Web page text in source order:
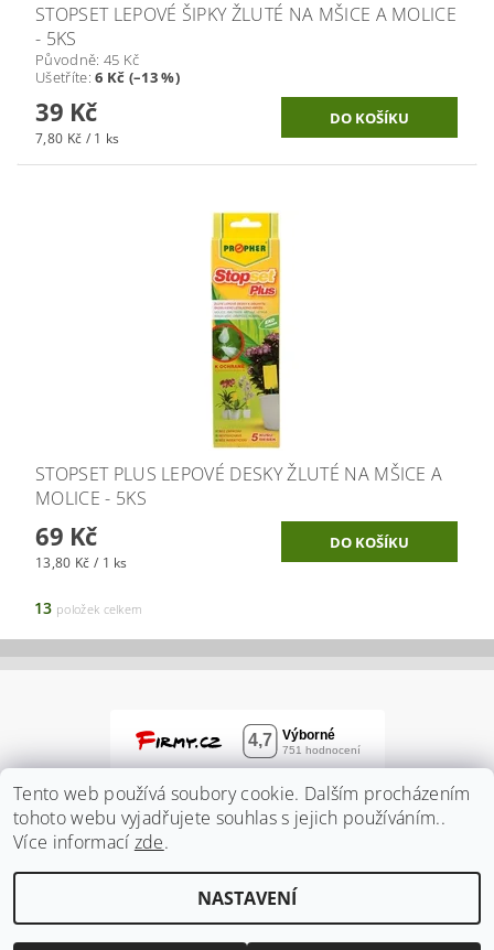
STOPSET LEPOVÉ ŠIPKY ŽLUTÉ NA MŠICE A MOLICE
- 5KS
Původně: 45 Kč
Ušetříte:6 Kč (–13 %)
39 Kč
7,80 Kč / 1 ks
STOPSET PLUS LEPOVÉ DESKY ŽLUTÉ NA MŠICE A
MOLICE - 5KS
69 Kč
13,80 Kč / 1 ks
13 položek celkem
2026 ©Zahradnidum.cz, všechna práva vyhrazena
Tento web používá soubory cookie. Dalším procházením
tohoto webu vyjadřujete souhlas s jejich používáním..
Více informací zde.
NASTAVENÍ